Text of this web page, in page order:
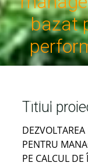
bazat
Titlul
PENTRU
PE CALCUL